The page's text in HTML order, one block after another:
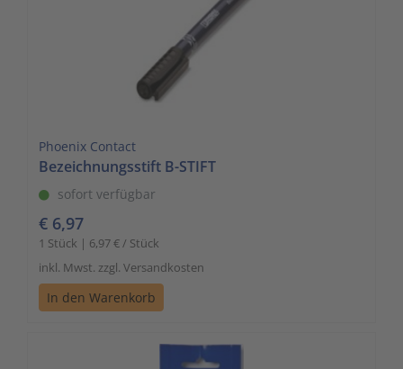
Phoenix Contact
Bezeichnungsstift B-STIFT
sofort verfügbar
€ 6,97
1 Stück | 6,97 € / Stück
inkl. Mwst. zzgl. Versandkosten
In den Warenkorb